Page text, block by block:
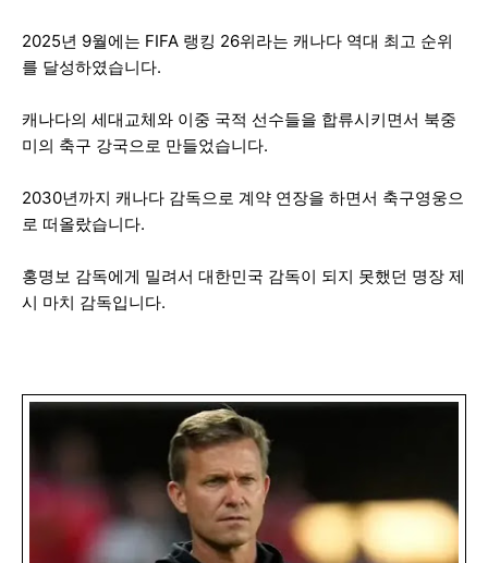
2025년 9월에는 FIFA 랭킹 26위라는 캐나다 역대 최고 순위
를 달성하였습니다.
캐나다의 세대교체와 이중 국적 선수들을 합류시키면서 북중
미의 축구 강국으로 만들었습니다.
2030년까지 캐나다 감독으로 계약 연장을 하면서 축구영웅으
로 떠올랐습니다.
홍명보 감독에게 밀려서 대한민국 감독이 되지 못했던 명장 제
시 마치 감독입니다.